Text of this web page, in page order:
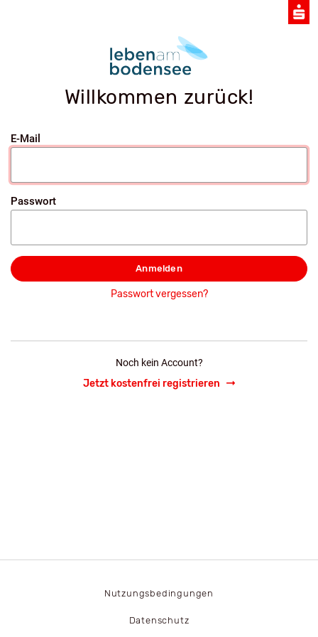
Willkommen zurück!
E-Mail
Passwort
Anmelden
Passwort vergessen?
Noch kein Account?
Jetzt kostenfrei registrieren
Nutzungsbedingungen
Datenschutz